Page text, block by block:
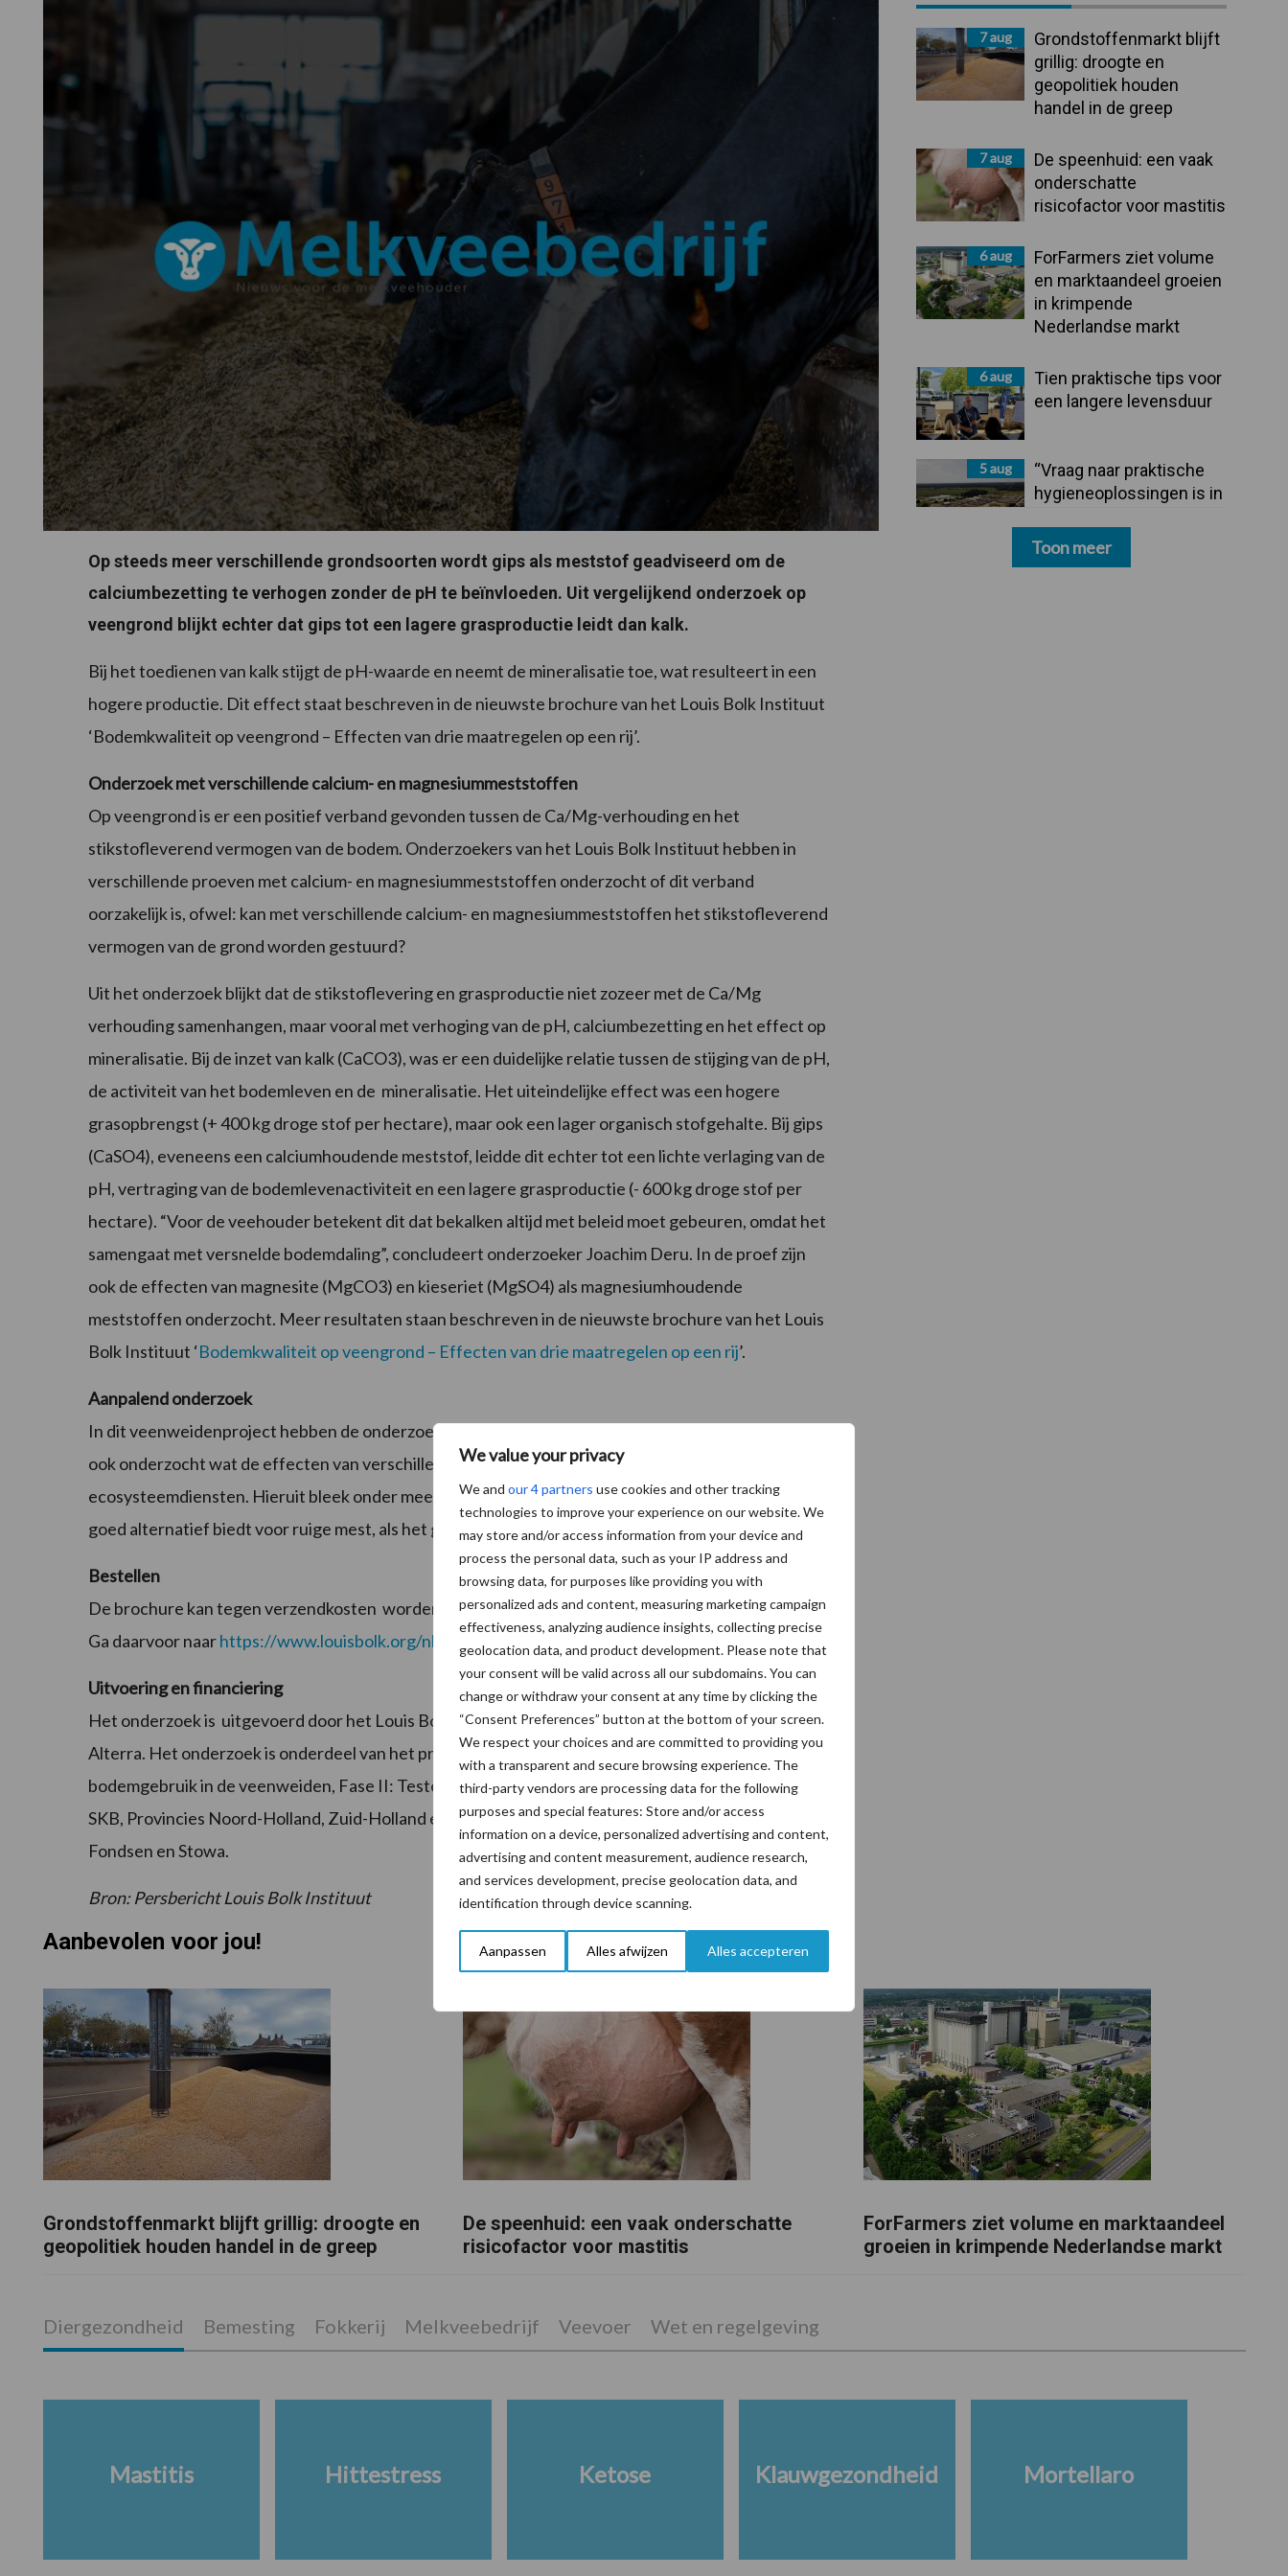
We value your privacy
We and our 4 partners use cookies and other tracking
technologies to improve your experience on our website. We
may store and/or access information from your device and
process the personal data, such as your IP address and
browsing data, for purposes like providing you with
personalized ads and content, measuring marketing campaign
effectiveness, analyzing audience insights, collecting precise
geolocation data, and product development. Please note that
your consent will be valid across all our subdomains. You can
change or withdraw your consent at any time by clicking the
“Consent Preferences” button at the bottom of your screen.
We respect your choices and are committed to providing you
with a transparent and secure browsing experience. The
third-party vendors are processing data for the following
purposes and special features: Store and/or access
information on a device, personalized advertising and content,
advertising and content measurement, audience research,
and services development, precise geolocation data, and
identification through device scanning.
Aanpassen Alles afwijzen Alles accepteren
Op steeds meer verschillende grondsoorten wordt gips als meststof geadviseerd om de
calciumbezetting te verhogen zonder de pH te beïnvloeden. Uit vergelijkend onderzoek op
veengrond blijkt echter dat gips tot een lagere grasproductie leidt dan kalk.
Bij het toedienen van kalk stijgt de pH-waarde en neemt de mineralisatie toe, wat resulteert in een
hogere productie. Dit effect staat beschreven in de nieuwste brochure van het Louis Bolk Instituut
‘Bodemkwaliteit op veengrond – Effecten van drie maatregelen op een rij’.
Onderzoek met verschillende calcium- en magnesiummeststoffen
Op veengrond is er een positief verband gevonden tussen de Ca/Mg-verhouding en het
stikstofleverend vermogen van de bodem. Onderzoekers van het Louis Bolk Instituut hebben in
verschillende proeven met calcium- en magnesiummeststoffen onderzocht of dit verband
oorzakelijk is, ofwel: kan met verschillende calcium- en magnesiummeststoffen het stikstofleverend
vermogen van de grond worden gestuurd?
Uit het onderzoek blijkt dat de stikstoflevering en grasproductie niet zozeer met de Ca/Mg
verhouding samenhangen, maar vooral met verhoging van de pH, calciumbezetting en het effect op
mineralisatie. Bij de inzet van kalk (CaCO3), was er een duidelijke relatie tussen de stijging van de pH,
de activiteit van het bodemleven en de mineralisatie. Het uiteindelijke effect was een hogere
grasopbrengst (+ 400 kg droge stof per hectare), maar ook een lager organisch stofgehalte. Bij gips
(CaSO4), eveneens een calciumhoudende meststof, leidde dit echter tot een lichte verlaging van de
pH, vertraging van de bodemlevenactiviteit en een lagere grasproductie (- 600 kg droge stof per
hectare). “Voor de veehouder betekent dit dat bekalken altijd met beleid moet gebeuren, omdat het
samengaat met versnelde bodemdaling”, concludeert onderzoeker Joachim Deru. In de proef zijn
ook de effecten van magnesite (MgCO3) en kieseriet (MgSO4) als magnesiumhoudende
meststoffen onderzocht. Meer resultaten staan beschreven in de nieuwste brochure van het Louis
Bolk Instituut ‘Bodemkwaliteit op veengrond – Effecten van drie maatregelen op een rij’.
Aanpalend onderzoek
In dit veenweidenproject hebben de onderzoekers, naast de effecten van de Ca/Mg-verhouding,
ook onderzocht wat de effecten van verschillende mestsoorten zijn op bodemkwaliteit en
ecosysteemdiensten. Hieruit bleek onder meer dat de dikke fractie van gescheiden drijfmest een
goed alternatief biedt voor ruige mest, als het gaat om voedselvoorziening voor weidevogels.
Bestellen
De brochure kan tegen verzendkosten worden toegezonden o.v.v. bestelnummer 2016- 013 LbD.
Ga daarvoor naarhttps://www.louisbolk.org/nl/publicaties/bestellen.
Uitvoering en financiering
Het onderzoek is uitgevoerd door het Louis Bolk Instituut, het Veenweiden Innovatiecentrum en
Alterra. Het onderzoek is onderdeel van het project “Bodemindicatoren voor duurzaam
bodemgebruik in de veenweiden, Fase II: Testen van praktijkmaatregelen” dat gefinancierd is door
SKB, Provincies Noord-Holland, Zuid-Holland en Utrecht, Ministerie van I&M, ZuivelNL, LTO Noord
Fondsen en Stowa.
Bron: Persbericht Louis Bolk Instituut
Sidebar7 aug
Grondstoffenmarkt blijft
grillig: droogte en
geopolitiek houden
handel in de greep
7 aug
De speenhuid: een vaak
onderschatte
risicofactor voor mastitis
6 aug
ForFarmers ziet volume
en marktaandeel groeien
in krimpende
Nederlandse markt
6 aug
Tien praktische tips voor
een langere levensduur
5 aug
“Vraag naar praktische
hygieneoplossingen is in
Toon meer
Aanbevolen voor jou!
Grondstoffenmarkt blijft grillig: droogte en
geopolitiek houden handel in de greep
De speenhuid: een vaak onderschatte
risicofactor voor mastitis
ForFarmers ziet volume en marktaandeel
groeien in krimpende Nederlandse markt
Diergezondheid Bemesting Fokkerij Melkveebedrijf Veevoer Wet en regelgeving
Mastitis Hittestress Ketose Klauwgezondheid Mortellaro